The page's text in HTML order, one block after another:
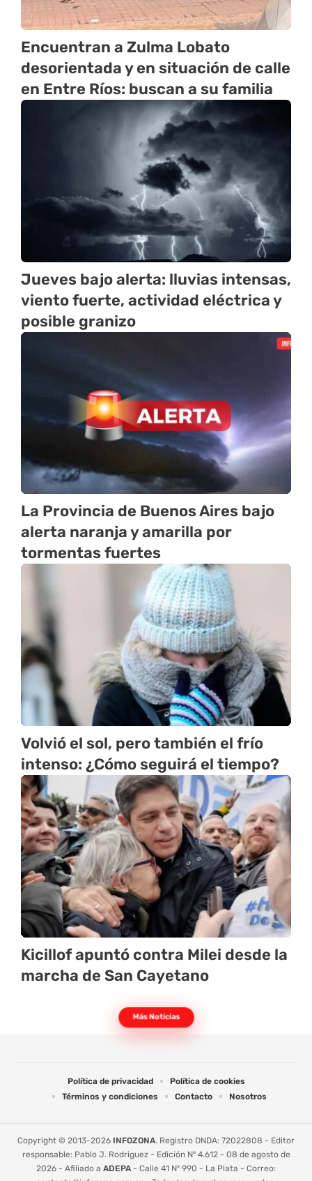
Encuentran a Zulma Lobato
desorientada y en situación de calle
en Entre Ríos: buscan a su familia
Jueves bajo alerta: lluvias intensas,
viento fuerte, actividad eléctrica y
posible granizo
La Provincia de Buenos Aires bajo
alerta naranja y amarilla por
tormentas fuertes
Volvió el sol, pero también el frío
intenso: ¿Cómo seguirá el tiempo?
Kicillof apuntó contra Milei desde la
marcha de San Cayetano
Más Noticias
Política de privacidad
Política de cookies
Términos y condiciones
Contacto Nosotros
Copyright © 2013-2026 INFOZONA. Registro DNDA: 72022808 - Editor
responsable: Pablo J. Rodriguez - Edición Nº 4.612 - 08 de agosto de
2026 - Afiliado a ADEPA - Calle 41 Nº 990 - La Plata - Correo: